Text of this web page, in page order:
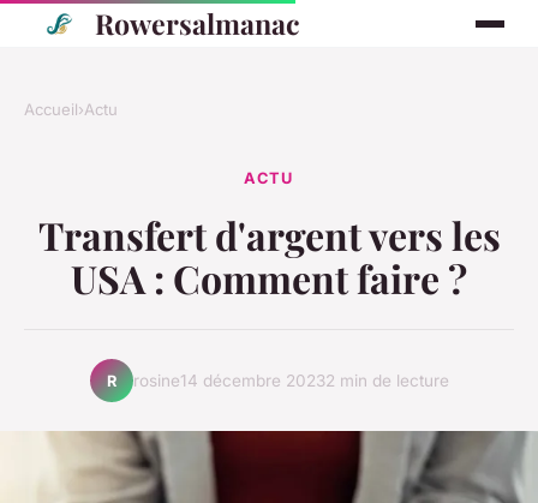
Rowersalmanac
Accueil›Actu
ACTU
Transfert d'argent vers les
USA : Comment faire ?
R rosine14 décembre 20232 min de lecture